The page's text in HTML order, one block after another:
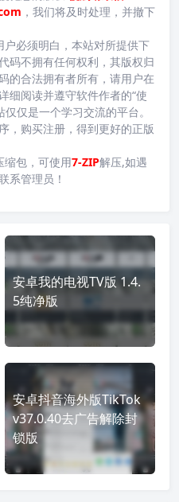
，我们将及时处理，并撤下
户必须明白，本站对所提供下
码不拥有任何权利，其版权归
的合法拥有者所有，请用户在
细阅读并遵守软件作者的“使
仅仅是一个学习交流的平台。
，购买注册，得到更好的正版
缩包，可使用7-ZIP解压,如遇
系管理员！
安卓我的电视TV版 1.4.
5纯净版
安卓抖音海外版TikTok
v37.0.40去广告解除封
锁版